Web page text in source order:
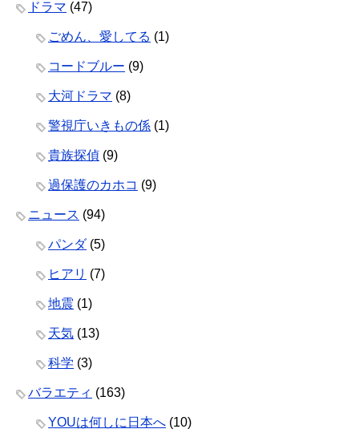
ドラマ (47)
ごめん、愛してる (1)
コードブルー (9)
大河ドラマ (8)
警視庁いきもの係 (1)
貴族探偵 (9)
過保護のカホコ (9)
ニュース (94)
パンダ(5)
ヒアリ (7)
地震 (1)
天気 (13)
科学 (3)
バラエティ (163)
YOUは何しに日本へ (10)